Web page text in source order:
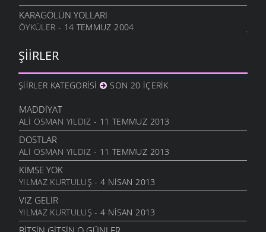
12 EKIM 2004
ARTVINLIM
YÜREĞIMI HANGI ŞAFAĞA BIRAKSAM
HOPADA YAŞAMAK
ARTVINLI YARIM VARDIR
14 TEMMUZ 2004
EYLÜLLE KANAYAN ARTVIN’IN YARALARINA AĞIT-2
14 TEMMUZ 2004
MUTLULLUKTAN RANDEVÜ ALDIM
14 TEMMUZ 2004
İNSANA TÜRKÜ
14 TEMMUZ 2004
KARAGÖLÜN YOLLARI
ÖYKÜLER - 14 TEMMUZ 2004
ŞIIRLER
ŞIIRLER KATEGORISI SON 20 İÇERIK
MADDIYAT
ALI OSMAN YILDIZ - 11 TEMMUZ 2013
DOSTLAR
ALI OSMAN YILDIZ - 11 TEMMUZ 2013
KIMSE YOK
YILMAZ KURTULUŞ - 4 NISAN 2013
VIZ GELIR
YILMAZ KURTULUŞ - 4 NISAN 2013